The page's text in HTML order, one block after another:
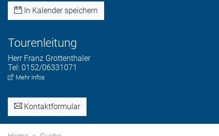
In Kalender speichern
Tourenleitung
Herr Franz Grottenthaler
Tel: 0152/06331071
Mehr Infos
Kontaktformular